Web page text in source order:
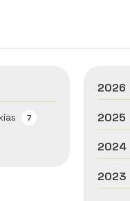
7
2026
2025
2024
2023